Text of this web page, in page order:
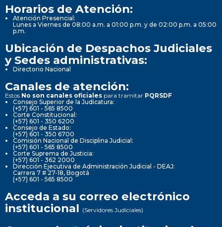
Horarios de Atención:
Atención Presencial:
Lunes a Viernes de 08:00 a.m. a 01:00 p.m. y de 02:00 p.m. a 05:00
p.m.
Ubicación de Despachos Judiciales
y Sedes administrativas:
Directorio Nacional
Canales de atención:
Estos No son canales oficiales para tramitar PQRSDF
Consejo Superior de la Judicatura:
(+57) 601 - 565 8500
Corte Constitucional:
(+57) 601 - 350 6200
Consejo de Estado:
(+57) 601 - 350 6700
Comisión Nacional de Disciplina Judicial:
(+57) 601 - 565 8500
Corte Suprema de Justicia:
(+57) 601 - 362 2000
Dirección Ejecutiva de Administración Judicial - DEAJ:
Carrera 7 # 27-18, Bogotá
(+57) 601 - 565 8500
Acceda a su correo electrónico
institucional (Servidores Judiciales)